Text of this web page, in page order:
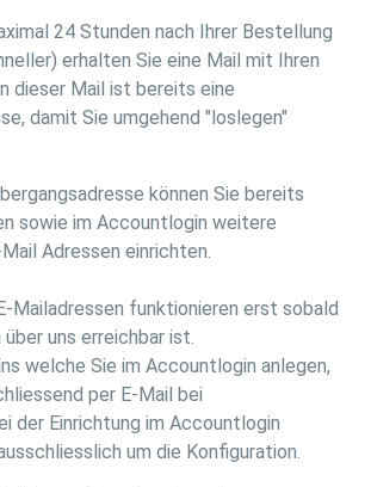
24 Stunden nach Ihrer Bestellung
erhalten Sie eine Mail mit Ihren
dieser Mail ist bereits eine
damit Sie umgehend "loslegen"
können Sie bereits
sowie im Accountlogin weitere
Adressen einrichten.
Mailadressen funktionieren erst sobald
über uns erreichbar ist.
welche Sie im Accountlogin anlegen,
per E-Mail bei
der Einrichtung im Accountlogin
um die Konfiguration.